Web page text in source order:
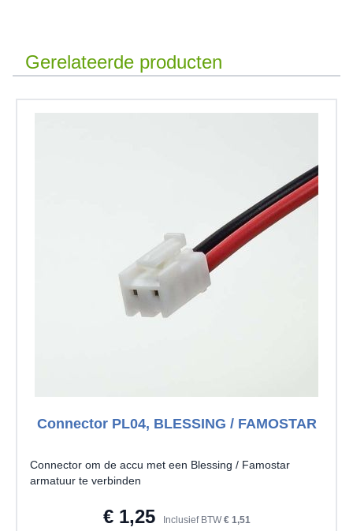
Gerelateerde producten
Connector PL04, BLESSING / FAMOSTAR
Connector om de accu met een Blessing / Famostar
armatuur te verbinden
€ 1,25 Inclusief BTW € 1,51